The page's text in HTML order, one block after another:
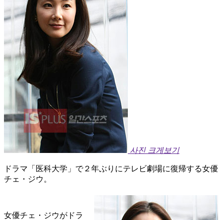
사진 크게보기
ドラマ「医科大学」で２年ぶりにテレビ劇場に復帰する女優
チェ・ジウ。
女優チェ・ジウがドラ